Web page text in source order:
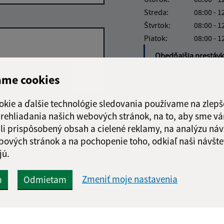
cookies
a ďalšie technológie sledovania používame na
našich webových stránok, na to, aby sme
prispôsobený obsah a cielené reklamy, na analýzu
stránok a na pochopenie toho, odkiaľ naši
Odmietam Zmeniť moje nastavenia
Google reCaptcha Response
Odoslať
správu
Streda:
08:00 -
Štvrtok:
08:00 -
Piatok:
08:00 -
Obedňajšia